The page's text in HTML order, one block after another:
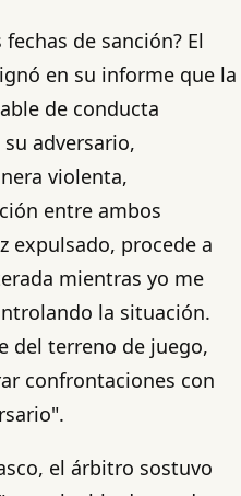
de sanción? El
en su informe que la
de conducta
adversario,
violenta,
entre ambos
expulsado, procede a
mientras yo me
la situación.
del terreno de juego,
confrontaciones con
el árbitro sostuvo